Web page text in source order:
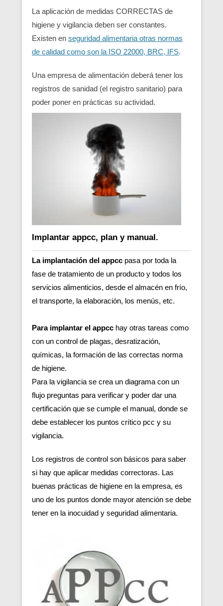
La aplicación de medidas CORRECTAS de
higiene y vigilancia deben ser constantes.
Existen en seguridad alimentaria otras normas
de calidad como son la ISO 22000, BRC, IFS.
Una empresa de alimentación deberá tener los
registros de sanidad (el registro sanitario) para
poder poner en prácticas su actividad.
Implantar appcc, plan y manual.
La implantación del appcc pasa por toda la
fase de tratamiento de un producto y todos los
servicios alimenticios, desde el almacén en frío,
el transporte, la elaboración, los menús, etc.
Para implantar el appcc hay otras tareas como
con un control de plagas, desratización,
químicas, la formación de las correctas norma
de higiene.
Para la vigilancia se crea un diagrama con un
flujo preguntas para verificar y poder dar una
certificación que se cumple el manual, donde se
debe establecer los puntos crítico pcc y su
vigilancia.
Los registros de control son básicos para saber
si hay que aplicar medidas correctoras. Las
buenas prácticas de higiene en la empresa, es
uno de los puntos donde mayor atención se debe
tener en la inocuidad y seguridad alimentaria.